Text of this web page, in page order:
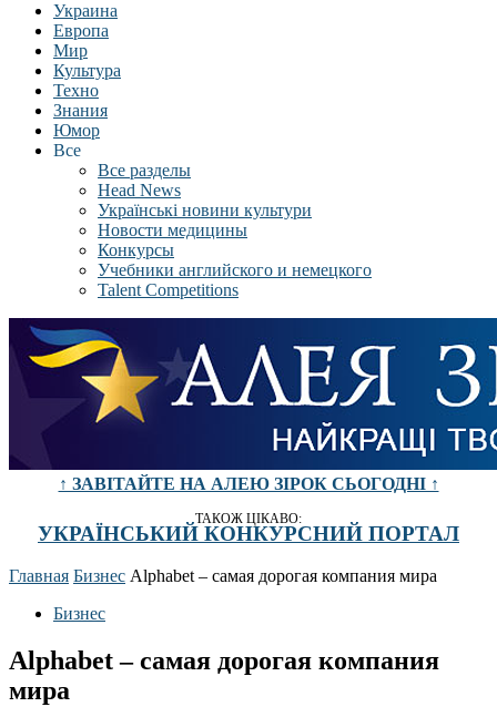
Украина
Европа
Мир
Культура
Техно
Знания
Юмор
Все
Все разделы
Head News
Українські новини культури
Новости медицины
Конкурсы
Учебники английского и немецкого
Talent Competitions
↑ ЗАВІТАЙТЕ НА АЛЕЮ ЗІРОК СЬОГОДНІ ↑
ТАКОЖ ЦІКАВО:
УКРАЇНСЬКИЙ КОНКУРСНИЙ ПОРТАЛ
Главная Бизнес Alphabet – самая дорогая компания мира
Бизнес
Alphabet – самая дорогая компания
мира